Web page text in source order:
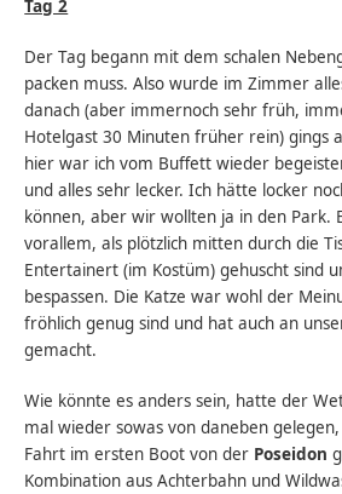
Tag 2
Der Tag begann mit dem schalen
packen muss. Also wurde im Zimmer
danach (aber immernoch sehr früh,
Hotelgast 30 Minuten früher rein) gings
hier war ich vom Buffett wieder
und alles sehr lecker. Ich hätte locker
können, aber wir wollten ja in den Park.
vorallem, als plötzlich mitten durch die
Entertainert (im Kostüm) gehuscht sind
bespassen. Die Katze war wohl der
fröhlich genug sind und hat auch an
gemacht.
Wie könnte es anders sein, hatte der
mal wieder sowas von daneben
Fahrt im ersten Boot von der Poseidon
Kombination aus Achterbahn und